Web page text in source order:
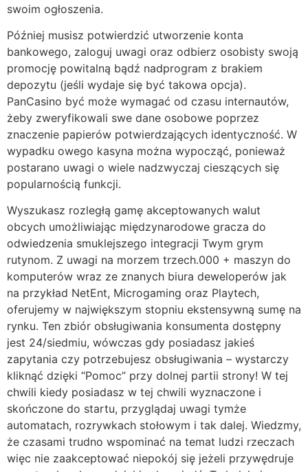
swoim ogłoszenia.
Później musisz potwierdzić utworzenie konta
bankowego, zaloguj uwagi oraz odbierz osobisty swoją
promocję powitalną bądź nadprogram z brakiem
depozytu (jeśli wydaje się być takowa opcja).
PanCasino być może wymagać od czasu internautów,
żeby zweryfikowali swe dane osobowe poprzez
znaczenie papierów potwierdzających identyczność. W
wypadku owego kasyna można wypocząć, ponieważ
postarano uwagi o wiele nadzwyczaj cieszących się
popularnością funkcji.
Wyszukasz rozległą gamę akceptowanych walut
obcych umożliwiając międzynarodowe gracza do
odwiedzenia smuklejszego integracji Twym grym
rutynom. Z uwagi na morzem trzech.000 + maszyn do
komputerów wraz ze znanych biura deweloperów jak
na przykład NetEnt, Microgaming oraz Playtech,
oferujemy w największym stopniu ekstensywną sumę na
rynku. Ten zbiór obsługiwania konsumenta dostępny
jest 24/siedmiu, wówczas gdy posiadasz jakieś
zapytania czy potrzebujesz obsługiwania – wystarczy
kliknąć dzięki “Pomoc” przy dolnej partii strony! W tej
chwili kiedy posiadasz w tej chwili wyznaczone i
skończone do startu, przyglądaj uwagi tymże
automatach, rozrywkach stołowym i tak dalej. Wiedzmy,
że czasami trudno wspominać na temat ludzi rzeczach
więc nie zaakceptować niepokój się jeżeli przywędruje